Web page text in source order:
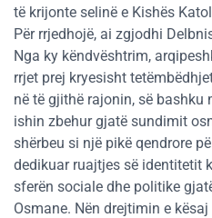
të krijonte selinë e Kishës
Për rrjedhojë, ai zgjodhi
Nga ky këndvështrim,
rrjet prej kryesisht
në të gjithë rajonin, së bashku
ishin zbehur gjatë sundimit
shërbeu si një pikë qendrore
dedikuar ruajtjes së identitetit
sferën sociale dhe politike
Osmane. Nën drejtimin e